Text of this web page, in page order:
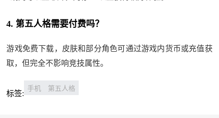
4. 第五人格需要付费吗？
游戏免费下载，皮肤和部分角色可通过游戏内货币或充值获
取，但完全不影响竞技属性。
标签:
手机 第五人格